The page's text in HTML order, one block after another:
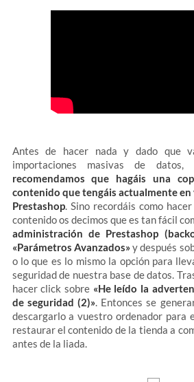
Antes de hacer nada y dado que
importaciones masivas de datos,
recomendamos que hagáis una
contenido que tengáis actualmente
Prestashop. Sino recordáis como
contenido os decimos que es tan fácil
administración de Prestashop
«Parámetros Avanzados»y después
o lo que es lo mismo la opción para
seguridad de nuestra base de datos.
hacer click sobre«He leído la
de seguridad (2)». Entonces se
descargarlo a vuestro ordenador para
restaurar el contenido de la tienda a
antes de la liada.